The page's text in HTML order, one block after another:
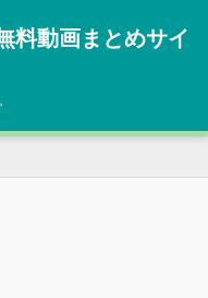
料動画まとめサイ